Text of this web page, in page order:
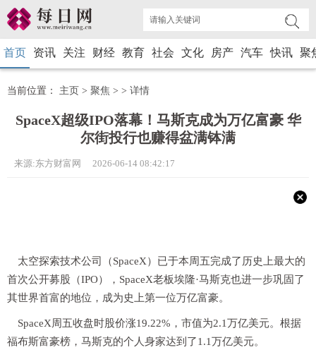
首页 资讯 关注 财经 教育 社会 文化 房产 汽车 快讯 聚
当前位置： 主页 > 聚焦 > > 详情
SpaceX超级IPO落幕！马斯克成为万亿富豪 华
尔街投行也赚得盆满钵满
来源:东方财富网 2026-06-14 08:42:17
太空探索技术公司（SpaceX）已于本周五完成了历史上最大的
首次公开募股（IPO），SpaceX老板埃隆·马斯克也进一步巩固了
其世界首富的地位，成为史上第一位万亿富豪。
SpaceX周五收盘时股价涨19.22%，市值为2.1万亿美元。根据
福布斯富豪榜，马斯克的个人身家达到了1.1万亿美元。